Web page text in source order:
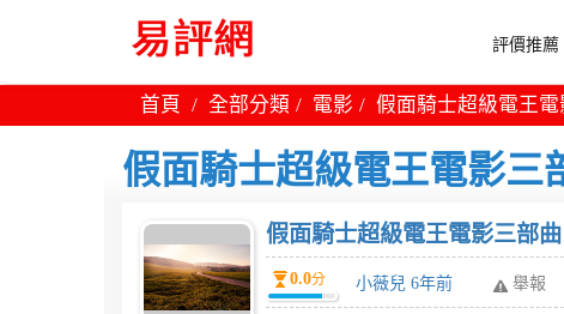
評價推
首頁 全部分類 電影 假面騎士超級電王
假面騎士超級電王電影三
假面騎士超級電王電影三部
0.0分 小薇兒 6年前 舉報